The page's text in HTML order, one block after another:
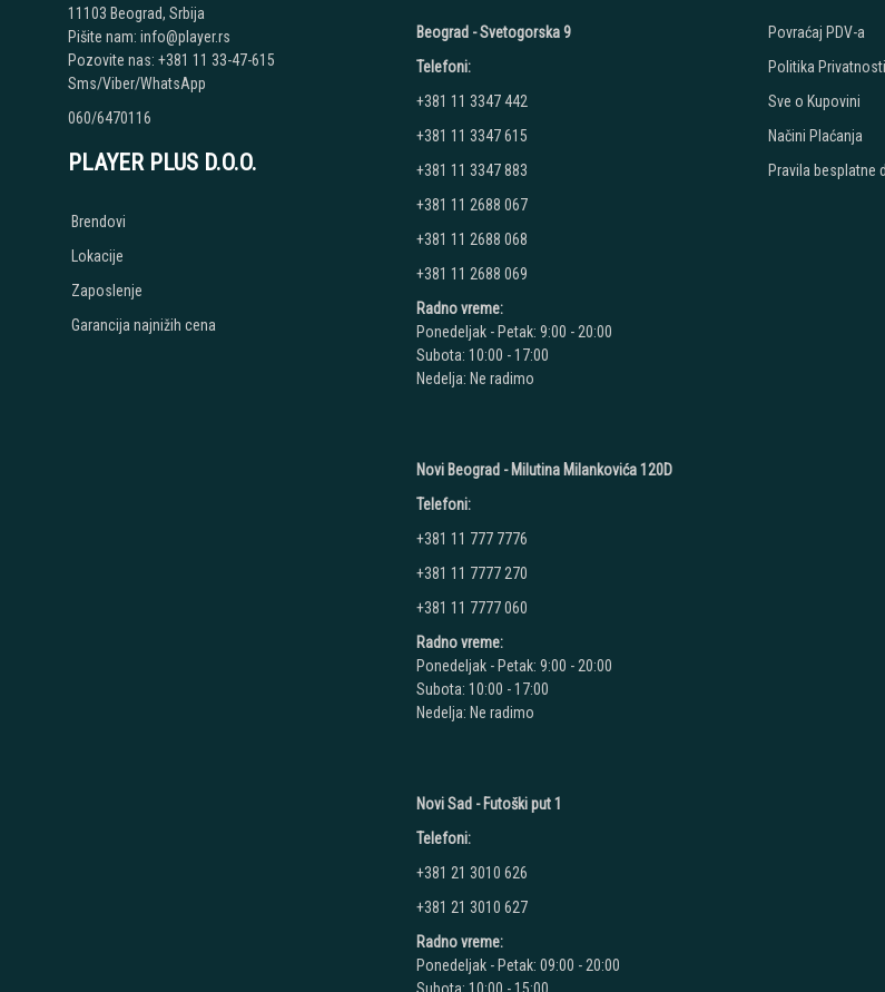
11103 Beograd, Srbija
Pišite nam: info@player.rs
Pozovite nas: +381 11 33-47-615
Sms/Viber/WhatsApp
060/6470116
Beograd - Svetogorska 9
Telefoni:
+381 11 3347 442
+381 11 3347 615
+381 11 3347 883
+381 11 2688 067
+381 11 2688 068
+381 11 2688 069
Radno vreme:
Ponedeljak - Petak: 9:00 - 20:00
Subota: 10:00 - 17:00
Nedelja: Ne radimo
Novi Beograd - Milutina Milankovića 120D
Telefoni:
+381 11 777 7776
+381 11 7777 270
+381 11 7777 060
Radno vreme:
Ponedeljak - Petak: 9:00 - 20:00
Subota: 10:00 - 17:00
Nedelja: Ne radimo
Novi Sad - Futoški put 1
Telefoni:
+381 21 3010 626
+381 21 3010 627
Radno vreme:
Ponedeljak - Petak: 09:00 - 20:00
Povraćaj PDV-a
Politika Privatnosti
Sve o Kupovini
Načini Plaćanja
Pravila besplatne
PLAYER PLUS D.O.O.
Brendovi
Lokacije
Zaposlenje
Garancija najnižih cena